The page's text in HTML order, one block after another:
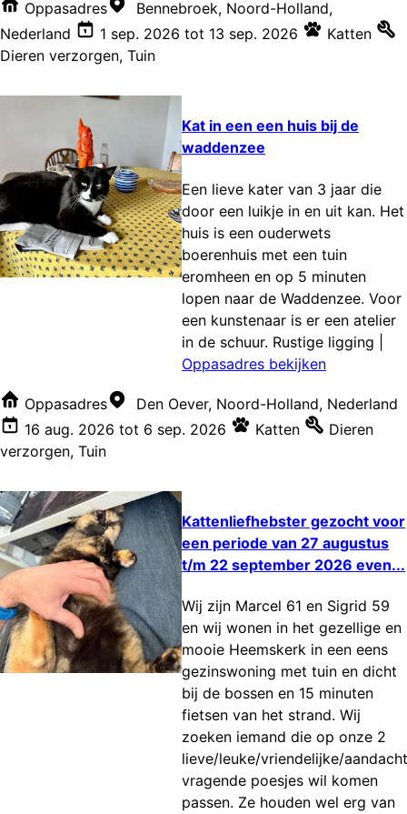
Oppasadres
Bennebroek, Noord-Holland,
Nederland
1 sep. 2026 tot 13 sep. 2026
Katten
Dieren verzorgen, Tuin
Kat in een een huis bij de
waddenzee
Een lieve kater van 3 jaar die
door een luikje in en uit kan. Het
huis is een ouderwets
boerenhuis met een tuin
eromheen en op 5 minuten
lopen naar de Waddenzee. Voor
een kunstenaar is er een atelier
in de schuur. Rustige ligging
Oppasadres bekijken
Oppasadres
Den Oever, Noord-Holland, Nederland
16 aug. 2026 tot 6 sep. 2026 Katten
Dieren
verzorgen, Tuin
Kattenliefhebster gezocht voor
een periode van 27 augustus
t/m 22 september 2026 even...
Wij zijn Marcel 61 en Sigrid 59
en wij wonen in het gezellige en
mooie Heemskerk in een eens
gezinswoning met tuin en dicht
bij de bossen en 15 minuten
fietsen van het strand. Wij
zoeken iemand die op onze 2
lieve/leuke/vriendelijke/aandacht
vragende poesjes wil komen
passen. Ze houden wel erg van